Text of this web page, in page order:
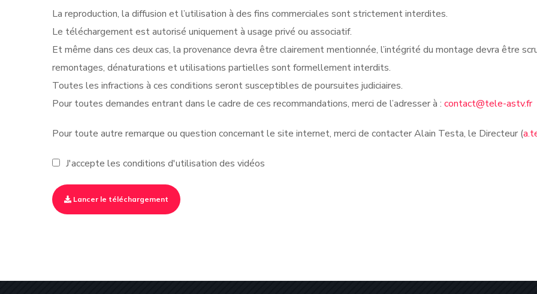
La reproduction, la diffusion et l’utilisation à des fins commerciales sont strictement interdites.
Le téléchargement est autorisé uniquement à usage privé ou associatif.
Et même dans ces deux cas, la provenance devra être clairement mentionnée, l’intégrité du montage devra être
remontages, dénaturations et utilisations partielles sont formellement interdits.
Toutes les infractions à ces conditions seront susceptibles de poursuites judiciaires.
Pour toutes demandes entrant dans le cadre de ces recommandations, merci de l’adresser à : contact@tele-astv.fr
Pour toute autre remarque ou question concernant le site internet, merci de contacter Alain Testa, le Directeur (
J'accepte les conditions d'utilisation des vidéos
Lancer le téléchargement